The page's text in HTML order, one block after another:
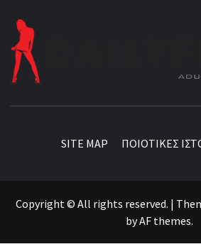
SITE MAP ΠΟΙΟΤΙΚΕΣ
Copyright © All rights reserved. |
byAF themes.